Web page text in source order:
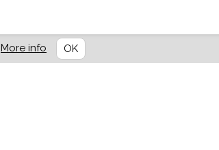
More info OK